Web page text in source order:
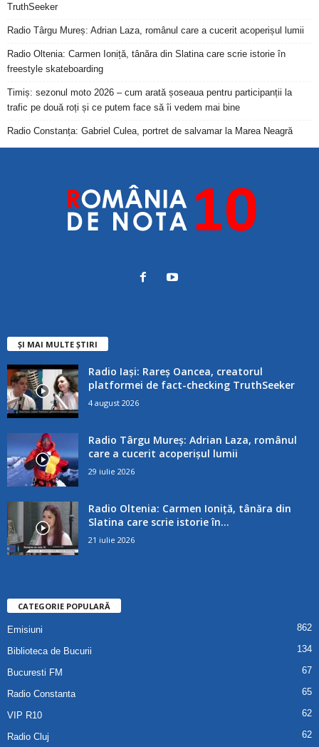
TruthSeeker
Radio Târgu Mureș: Adrian Laza, românul care a cucerit acoperișul lumii
Radio Oltenia: Carmen Ioniță, tânăra din Slatina care scrie istorie în
freestyle skateboarding
Timiș: sezonul moto 2026 – cum arată șoseaua pentru participanții la
trafic pe două roți și ce putem face să îi vedem mai bine
Radio Constanța: Gabriel Culea, portret de salvamar la Marea Neagră
ȘI MAI MULTE ȘTIRI
Radio Iași: Rareș Oancea, creatorul
platformei de fact-checking TruthSeeker
4 august 2026
Radio Târgu Mureș: Adrian Laza, românul
care a cucerit acoperișul lumii
29 iulie 2026
Radio Oltenia: Carmen Ioniță, tânăra din
Slatina care scrie istorie în...
21 iulie 2026
CATEGORIE POPULARĂ
Emisiuni 862
Biblioteca de Bucurii 134
Bucuresti FM 67
Radio Constanta 65
VIP R10 62
Radio Cluj 62